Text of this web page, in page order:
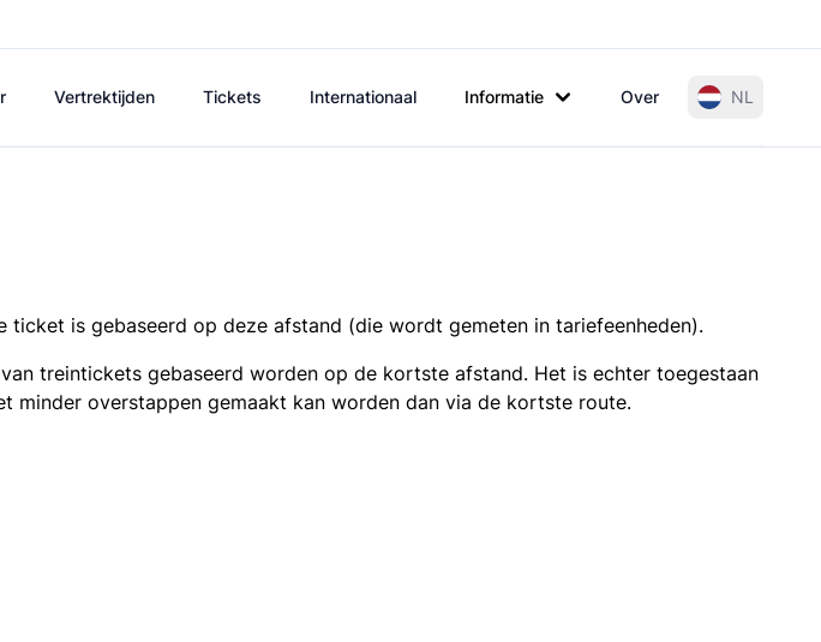
Vertrektijden Tickets Internationaal Informatie Over NL
is gebaseerd op deze afstand (die wordt gemeten in tariefeenheden).
treintickets gebaseerd worden op de kortste afstand. Het is echter toegestaan
minder overstappen gemaakt kan worden dan via de kortste route.